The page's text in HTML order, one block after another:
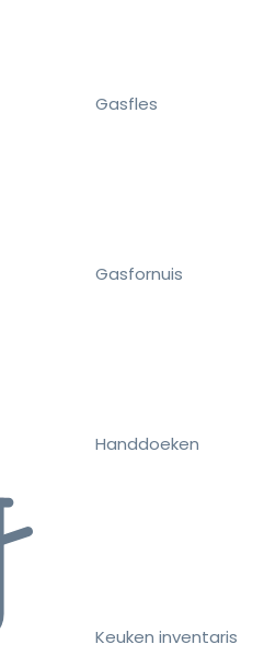
Gasfles
Gasfornuis
Handdoeken
Keuken inventaris